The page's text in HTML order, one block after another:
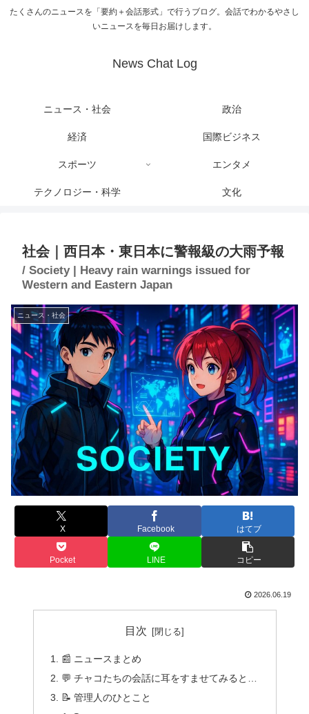
たくさんのニュースを「要約＋会話形式」で行うブログ。会話でわかるやさし
いニュースを毎日お届けします。
News Chat Log
ニュース・社会 政治
経済 国際ビジネス
スポーツ エンタメ
テクノロジー・科学 文化
社会｜西日本・東日本に警報級の大雨予報
/ Society | Heavy rain warnings issued for
Western and Eastern Japan
ニュース・社会
X Facebook はてブ
Pocket LINE コピー
2026.06.19
目次
📰 ニュースまとめ
💬 チャコたちの会話に耳をすませてみると…
📝 管理人のひとこと